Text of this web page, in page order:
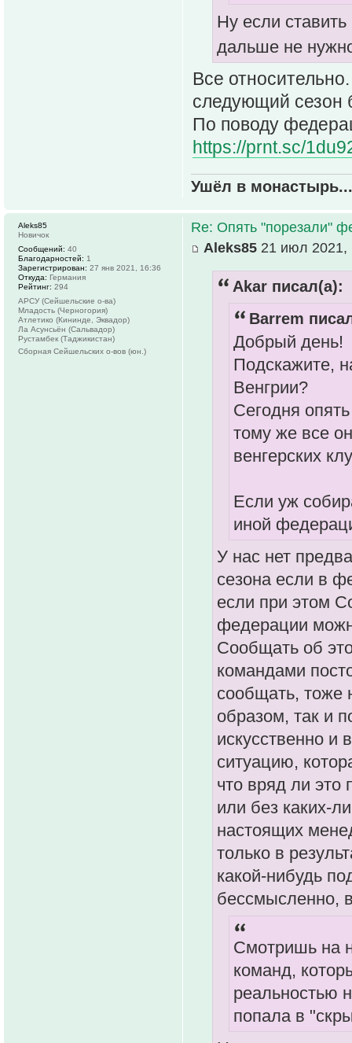
Ну если
дальше не
Все
следующий сезон
По поводу
https://prnt.sc/
Ушёл в монастырь...
Re: Опять "порезали"
Aleks85 21 июл 2021,
Akar писал(а):
Barrem
Добрый день!
Подскажите,
Венгрии?
Сегодня
тому же все
венгерских
Если уж
иной
У нас нет
сезона если в
если при этом
федерации
Сообщать об
командами
сообщать, тоже
образом, так и
искусственно и
ситуацию,
что вряд ли это
или без каких-
настоящих
только в
какой-нибудь
бессмысленно,
Смотришь на
команд,
реальностью
попала в
Aleks85
Новичок
Сообщений: 40
Благодарностей: 1
Зарегистрирован: 27 янв 2021, 16:36
Откуда: Германия
Рейтинг: 294
АРСУ (Сейшельские о-ва)
Младость (Черногория)
Атлетико (Кининде, Эквадор)
Ла Асунсьён (Сальвадор)
Рустамбек (Таджикистан)
Сборная Сейшельских о-вов (юн.)